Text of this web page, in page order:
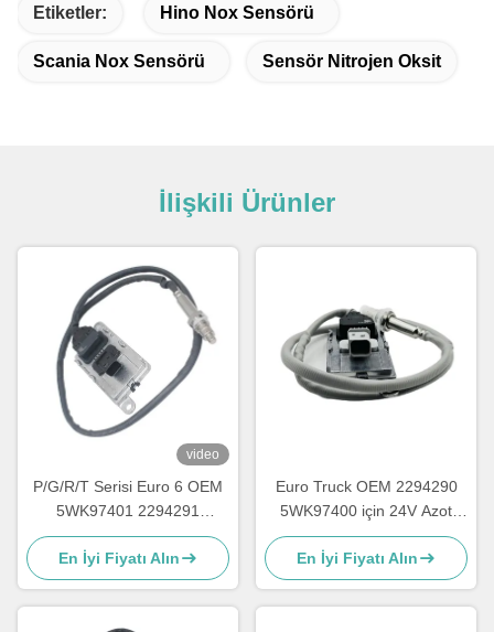
Etiketler: Hino Nox Sensörü
Scania Nox Sensörü Sensör Nitrojen Oksit
İlişkili Ürünler
video
P/G/R/T Serisi Euro 6 OEM
5WK97401 2294291
2064769 için Nox Sensörü
En İyi Fiyatı Alın
Euro Truck OEM 2294290
5WK97400 için 24V Azot
Oksit Nox Sensörü
En İyi Fiyatı Alın